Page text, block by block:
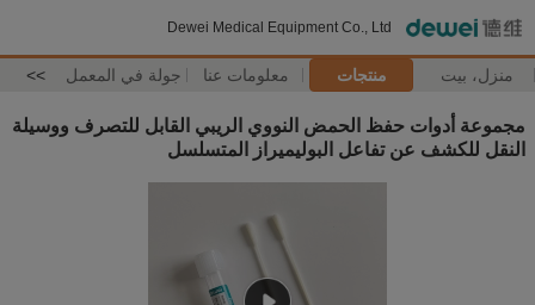
Dewei Medical Equipment Co., Ltd
منزل، بيت منتجات معلومات عنا جولة في المعمل >>
مجموعة أدوات حفظ الحمض النووي الريبي القابل للتصرف ووسيلة
النقل للكشف عن تفاعل البوليميراز المتسلسل